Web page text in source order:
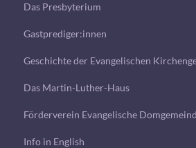
Das Presbyterium
Gastprediger:innen
Geschichte der Evangelischen
Das Martin-Luther-Haus
Förderverein Evangelische
Info in English